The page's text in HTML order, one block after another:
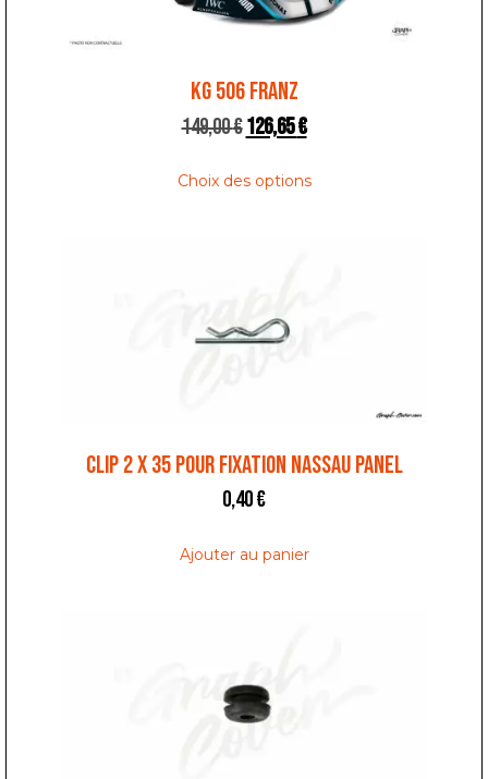
KG 506 FRANZ
149,00€126,65€
Choix des options
CLIP 2 x 35 POUR FIXATION NASSAU PANEL
0,40€
Ajouter au panier